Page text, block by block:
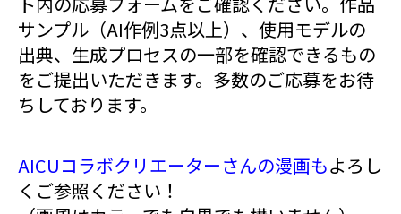
サンプル（AI作例3点以上）、使用モデルの
出典、生成プロセスの一部を確認できるもの
をご提出いただきます。多数のご応募をお待
ちしております。
AICUコラボクリエーターさんの漫画もよろし
くご参照ください！